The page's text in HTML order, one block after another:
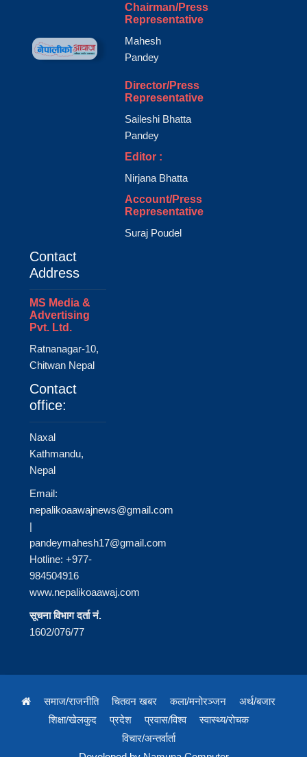
Chairman/Press
Representative
Mahesh
Pandey
Director/Press
Representative
Saileshi Bhatta
Pandey
Editor :
Nirjana Bhatta
Account/Press
Representative
Suraj Poudel
Contact
Address
MS Media &
Advertising
Pvt. Ltd.
Ratnanagar-10,
Chitwan Nepal
Contact
office:
Naxal
Kathmandu,
Nepal
Email:
nepalikoaawajnews@gmail.com
|
pandeymahesh17@gmail.com
Hotline: +977-
984504916
www.nepalikoaawaj.com
सूचना विभाग दर्ता नं.
1602/076/77
समाज/राजनीति चितवन खबर कला/मनोरञ्जन
अर्थ/बजार
शिक्षा/खेलकुद
प्रदेश प्रवास/विश्व
स्वास्थ्य/रोचक
विचार/अन्तर्वार्ता